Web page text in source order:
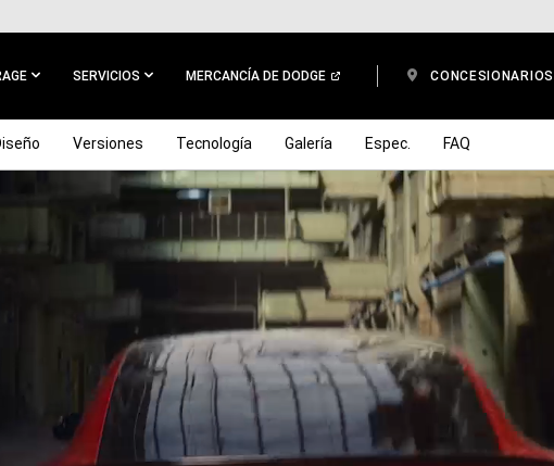
SERVICIOS MERCANCÍA DE DODGE CONCESIONARIOS
Versiones Tecnología Galería Espec. FAQ